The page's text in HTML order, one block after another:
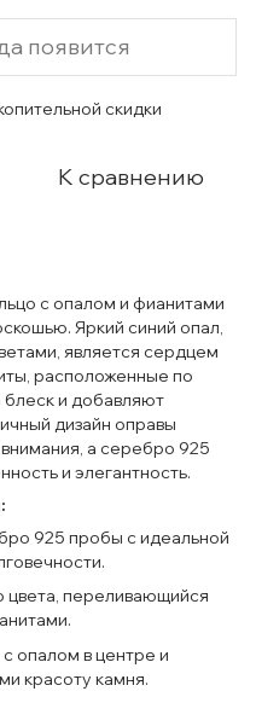
появится
скидки
К сравнению
с опалом и фианитами
Яркий синий опал,
является сердцем
расположенные по
и добавляют
дизайн оправы
а серебро 925
и элегантность.
925 пробы с идеальной
цвета, переливающийся
опалом в центре и
красоту камня.